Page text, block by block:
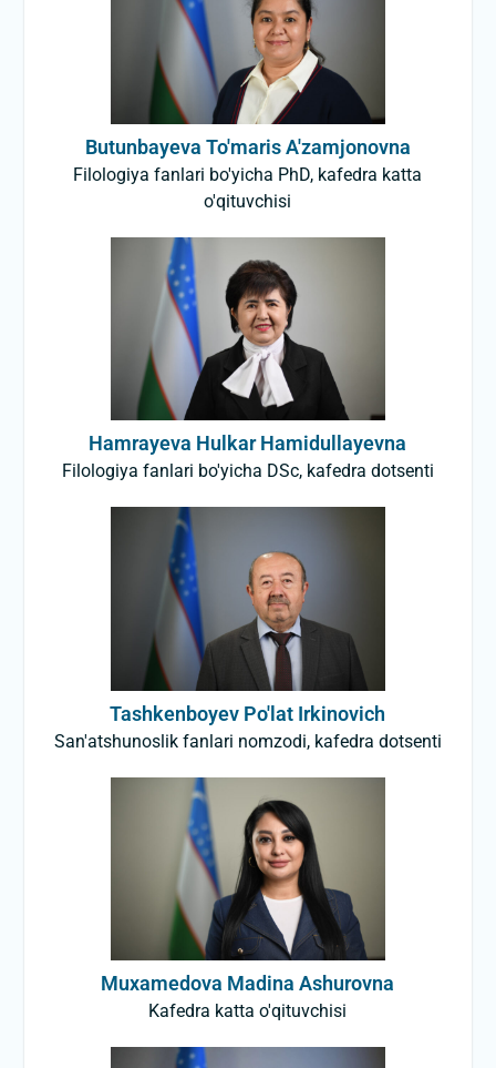
Butunbayeva To'maris A'zamjonovna
Filologiya fanlari bo'yicha PhD, kafedra katta
o'qituvchisi
Hamrayeva Hulkar Hamidullayevna
Filologiya fanlari bo'yicha DSc, kafedra dotsenti
Tashkenboyev Po'lat Irkinovich
San'atshunoslik fanlari nomzodi, kafedra dotsenti
Muxamedova Madina Ashurovna
Kafedra katta o'qituvchisi